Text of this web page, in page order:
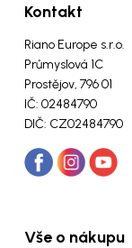
Kontakt
Riano Europe s.r.o.
Průmyslová 1C
Prostějov, 796 01
IČ: 02484790
DIČ: CZ02484790
Vše o nákupu